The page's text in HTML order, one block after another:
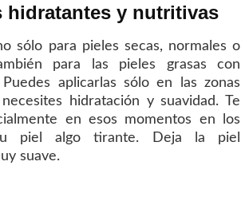
hidratantes y nutritivas
sólo para pieles secas, normales o
para las pieles grasas con
aplicarlas sólo en las zonas
hidratación y suavidad. Te
en esos momentos en los
piel algo tirante. Deja la piel
suave.